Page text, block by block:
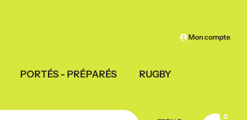
Mon compte
PORTÉS - PRÉPARÉS
RUGBY
0